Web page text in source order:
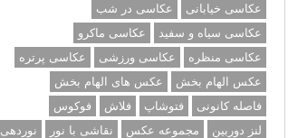
عکاسی خیابانی
عکاسی در شب
عکاسی سیاه و سفید
عکاسی ماکرو
عکاسی منظره
عکاسی ورزشی
عکاسی پرتره
عکس الهام بخش
عکس های الهام بخش
فاصله کانونی
فتوشاپ فلاش
فوکوس
لنز دوربین
مجموعه عکس نقاشی با نور
نوردهی